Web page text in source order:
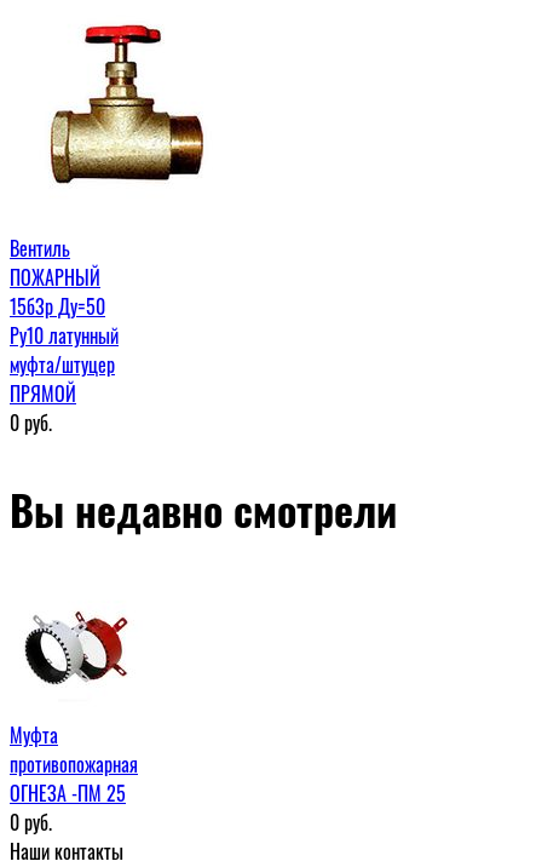
Вентиль
ПОЖАРНЫЙ
15б3р Ду=50
Ру10 латунный
муфта/штуцер
ПРЯМОЙ
0руб.
Вы недавно смотрели
Муфта
противопожарная
ОГНЕЗА -ПМ 25
0руб.
Наши контакты